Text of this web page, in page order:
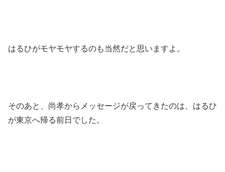
はるひがモヤモヤするのも当然だと思いますよ。
そのあと、尚孝からメッセージが戻ってきたのは、はるひ
が東京へ帰る前日でした。